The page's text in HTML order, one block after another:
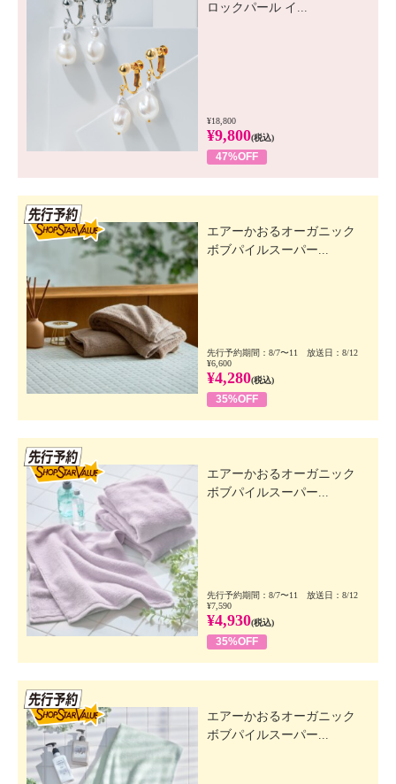
ロックパール イ...
¥18,800
¥9,800(税込)
47%OFF
エアーかおるオーガニック
ボブパイルスーパー...
先行予約期間：8/7〜11 放送日：8/12
¥6,600
¥4,280(税込)
35%OFF
エアーかおるオーガニック
ボブパイルスーパー...
先行予約期間：8/7〜11 放送日：8/12
¥7,590
¥4,930(税込)
35%OFF
エアーかおるオーガニック
ボブパイルスーパー...